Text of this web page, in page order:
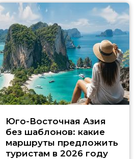
Юго-Восточная Азия
без шаблонов: какие
маршруты предложить
туристам в 2026 году